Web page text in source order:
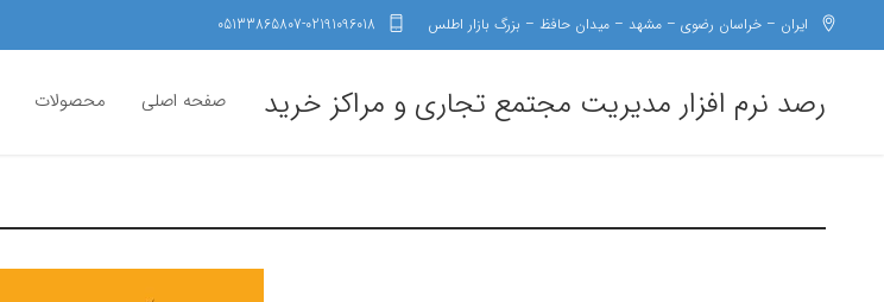
ایران – خراسان رضوی – مشهد – میدان حافظ – بزرگ بازار اطلس 05133865807-02191096018
رصد نرم افزار مدیریت مجتمع تجاری و مراکز خرید صفحه اصلی محصولات